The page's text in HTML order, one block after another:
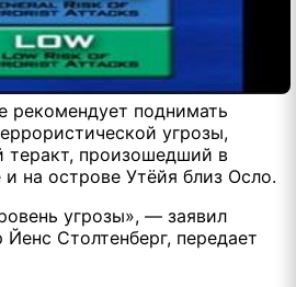
рекомендует поднимать
угрозы,
теракт, произошедший в
на острове Утёйя близ Осло.
угрозы», — заявил
Столтенберг, передает